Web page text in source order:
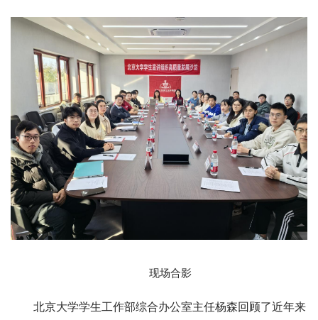
现场合影
北京大学学生工作部综合办公室主任杨森回顾了近年来